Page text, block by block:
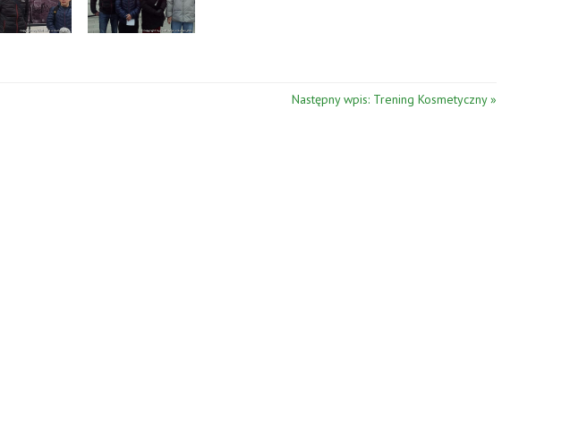
Następny wpis: Trening Kosmetyczny »